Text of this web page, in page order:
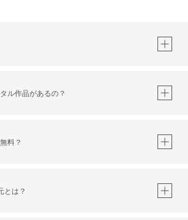
ル作品があるの？
料？
とは？